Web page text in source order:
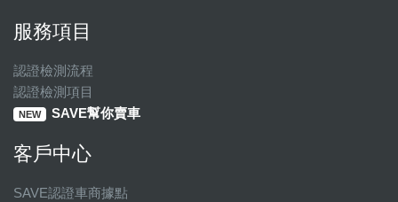
服務項目
認證檢測流程
認證檢測項目
NEW SAVE幫你賣車
客戶中心
SAVE認證車商據點